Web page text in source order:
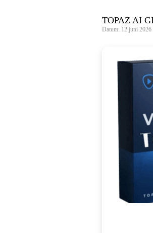
TOPAZ AI
Datum: 12 juni 2026